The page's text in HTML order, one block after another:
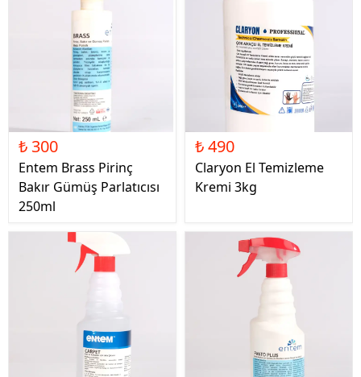
₺ 300
Entem Brass Pirinç
Bakır Gümüş Parlatıcısı
250ml
₺ 490
Claryon El Temizleme
Kremi 3kg